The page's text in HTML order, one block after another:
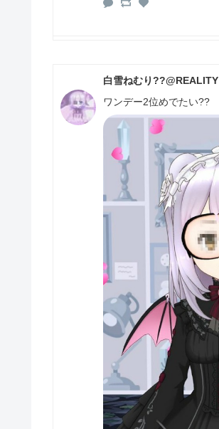
白雪ねむり??@REALITY
ワンデー2位めでたい??